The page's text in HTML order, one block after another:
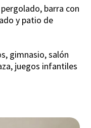
barra con
y patio de
gimnasio, salón
juegos infantiles